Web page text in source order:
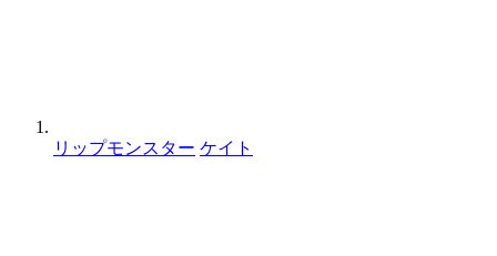
リップモンスター ケイト